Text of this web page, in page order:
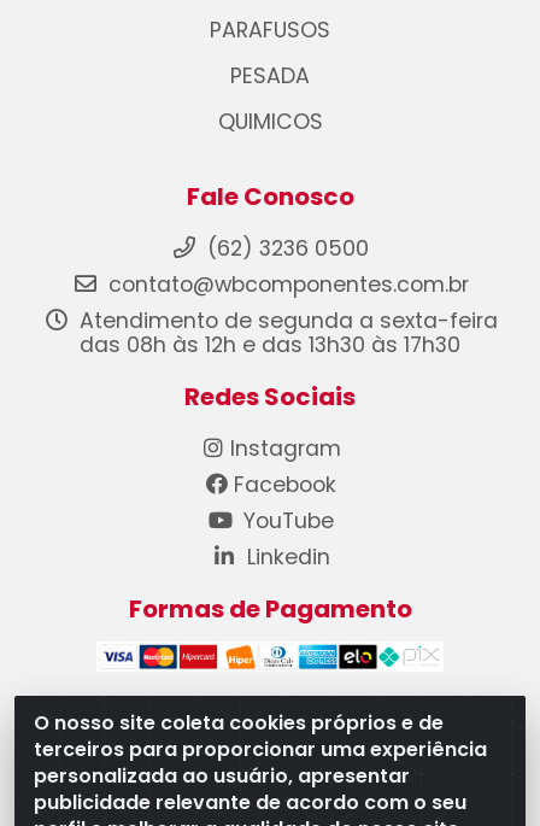
O nosso site coleta cookies próprios e de
terceiros para proporcionar uma experiência
personalizada ao usuário, apresentar
publicidade relevante de acordo com o seu
PARAFUSOS
PESADA
QUIMICOS
Fale Conosco
(62) 3236 0500
contato@wbcomponentes.com.br
Atendimento de segunda a sexta-feira
das 08h às 12h e das 13h30 às 17h30
Redes Sociais
Instagram
Facebook
YouTube
Linkedin
Formas de Pagamento
WB Componentes Automotivos LTDA - CNPJ
08.528.393/0001-12 - Rua do Níquel, 667 - Parque
Oeste Industrial, Goiânia/GO - CEP 74375-660